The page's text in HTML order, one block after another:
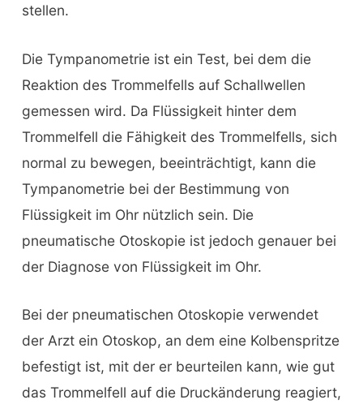
stellen.
Die Tympanometrie ist ein Test, bei dem die
Reaktion des Trommelfells auf Schallwellen
gemessen wird. Da Flüssigkeit hinter dem
Trommelfell die Fähigkeit des Trommelfells, sich
normal zu bewegen, beeinträchtigt, kann die
Tympanometrie bei der Bestimmung von
Flüssigkeit im Ohr nützlich sein. Die
pneumatische Otoskopie ist jedoch genauer bei
der Diagnose von Flüssigkeit im Ohr.
Bei der pneumatischen Otoskopie verwendet
der Arzt ein Otoskop, an dem eine Kolbenspritze
befestigt ist, mit der er beurteilen kann, wie gut
das Trommelfell auf die Druckänderung reagiert,